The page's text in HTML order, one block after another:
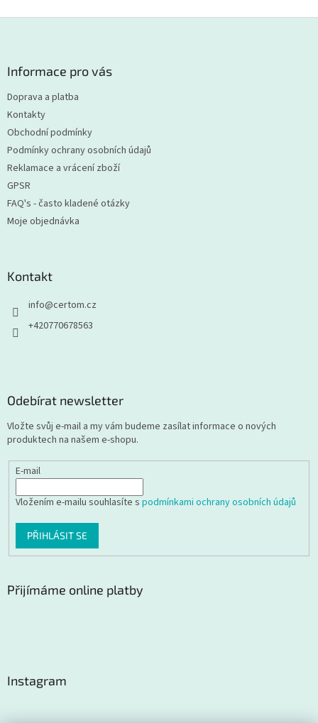
Informace pro vás
Doprava a platba
Kontakty
Obchodní podmínky
Podmínky ochrany osobních údajů
Reklamace a vrácení zboží
GPSR
FAQ's - často kladené otázky
Moje objednávka
Kontakt
info@certom.cz
+420770678563
Odebírat newsletter
Vložte svůj e-mail a my vám budeme zasílat informace o nových
produktech na našem e-shopu.
E-mail
Vložením e-mailu souhlasíte s podmínkami ochrany osobních údajů
PŘIHLÁSIT SE
Přijímáme online platby
Instagram